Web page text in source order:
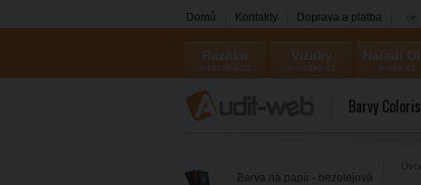
Domů Kontakty Doprava a platba
Barvy Coloris
Barva na papír - bezolejová